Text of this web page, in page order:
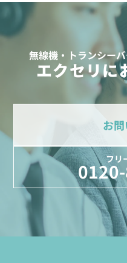
無線機・トランシー
エクセリに
お
フリ